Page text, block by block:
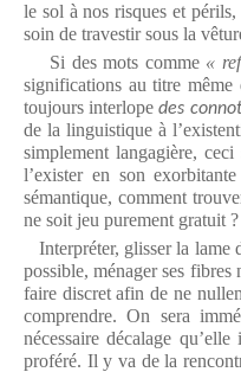
le sol à nos risques et
soin de travestir sous la
Si des mots comme «
significations au titre
toujours interlopedes
de la linguistique à
simplement langagière,
l’exister en son
sémantique, comment
ne soit jeu purement gratuit ?
Interpréter, glisser la lame
possible, ménager ses fibres
faire discret afin de ne
comprendre. On sera
nécessaire décalage
proféré. Il y va de la